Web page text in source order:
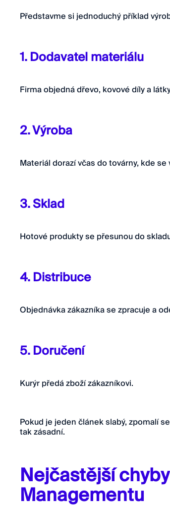
Představme si jednoduchý příklad
1. Dodavatel materiálu
Firma objedná dřevo, kovové díly a
2. Výroba
Materiál dorazí včas do továrny, kde se
3. Sklad
Hotové produkty se přesunou do
4. Distribuce
Objednávka zákazníka se zpracuje a
5. Doručení
Kurýr předá zboží zákazníkovi.
Pokud je jeden článek slabý, zpomalí
tak zásadní.
Nejčastější
Managementu